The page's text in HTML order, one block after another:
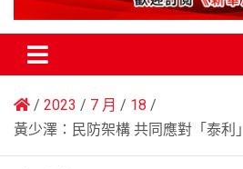
2023 7 月
18
黃少澤：民防架構 共同應對「泰利」